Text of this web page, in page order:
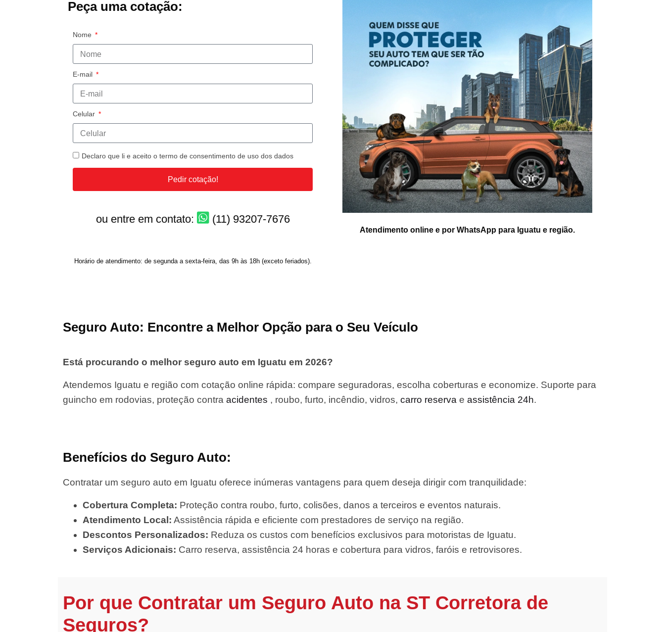
Peça uma cotação:
Nome
E-mail
Celular
Declaro que li e aceito o termo de consentimento de uso dos dados
Pedir cotação!
ou entre em contato: (11) 93207-7676
Horário de atendimento: de segunda a sexta-feira, das 9h às 18h (exceto feriados).
Atendimento online e por WhatsApp para Iguatu e região.
Seguro Auto: Encontre a Melhor Opção para o Seu Veículo
Está procurando o melhor seguro auto em Iguatu em 2026?
Atendemos Iguatu e região com cotação online rápida: compare seguradoras, escolha coberturas e economize. Suporte para
guincho em rodovias, proteção contra acidentes , roubo, furto, incêndio, vidros, carro reserva e assistência 24h.
Benefícios do Seguro Auto:
Contratar um seguro auto em Iguatu oferece inúmeras vantagens para quem deseja dirigir com tranquilidade:
Cobertura Completa: Proteção contra roubo, furto, colisões, danos a terceiros e eventos naturais.
Atendimento Local: Assistência rápida e eficiente com prestadores de serviço na região.
Descontos Personalizados: Reduza os custos com benefícios exclusivos para motoristas de Iguatu.
Serviços Adicionais: Carro reserva, assistência 24 horas e cobertura para vidros, faróis e retrovisores.
Por que Contratar um Seguro Auto na ST Corretora de
Seguros?